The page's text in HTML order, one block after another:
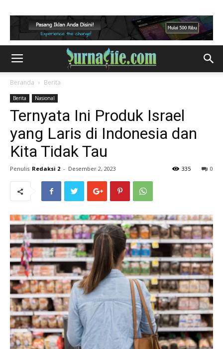
Beranda Berita
Berita Nasional
Ternyata Ini Produk Israel
yang Laris di Indonesia dan
Kita Tidak Tau
Penulis Redaksi 2 - Desember 2, 2023 0
335